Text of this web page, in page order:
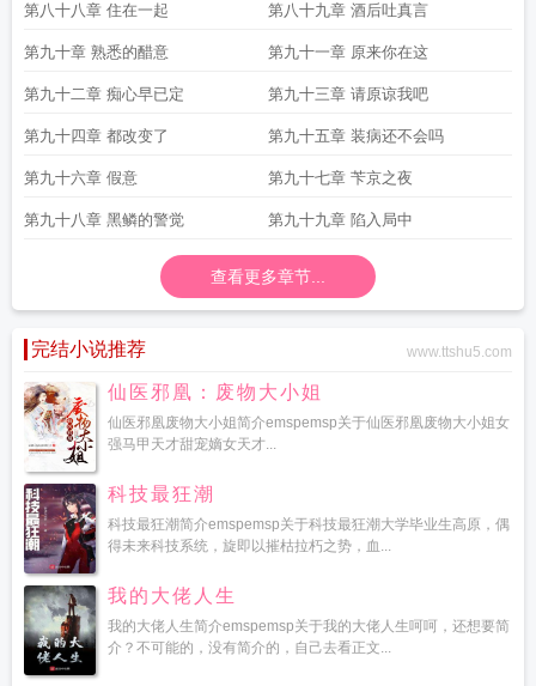
第八十八章 住在一起 第八十九章 酒后吐真言
第九十章 熟悉的醋意 第九十一章 原来你在这
第九十二章 痴心早已定 第九十三章 请原谅我吧
第九十四章 都改变了 第九十五章 装病还不会吗
第九十六章 假意 第九十七章 苄京之夜
第九十八章 黑鳞的警觉 第九十九章 陷入局中
查看更多章节...
完结小说推荐 www.ttshu5.com
仙医邪凰：废物大小姐
仙医邪凰废物大小姐简介emspemsp关于仙医邪凰废物大小姐女
强马甲天才甜宠嫡女天才...
科技最狂潮
科技最狂潮简介emspemsp关于科技最狂潮大学毕业生高原，偶
得未来科技系统，旋即以摧枯拉朽之势，血...
我的大佬人生
我的大佬人生简介emspemsp关于我的大佬人生呵呵，还想要简
介？不可能的，没有简介的，自己去看正文...